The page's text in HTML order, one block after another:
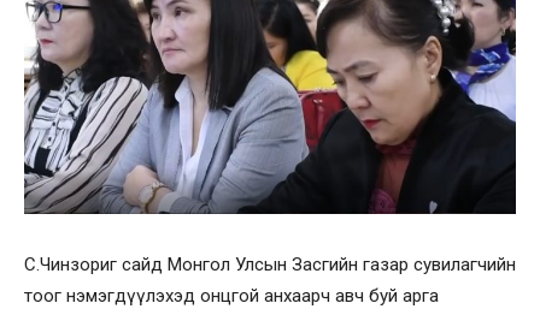
С.Чинзориг сайд Монгол Улсын Засгийн газар сувилагчийн
тоог нэмэгдүүлэхэд онцгой анхаарч авч буй арга